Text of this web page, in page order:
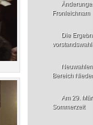
Fronleichnam
Die
Bereich
Am 29.
Sommerzeit